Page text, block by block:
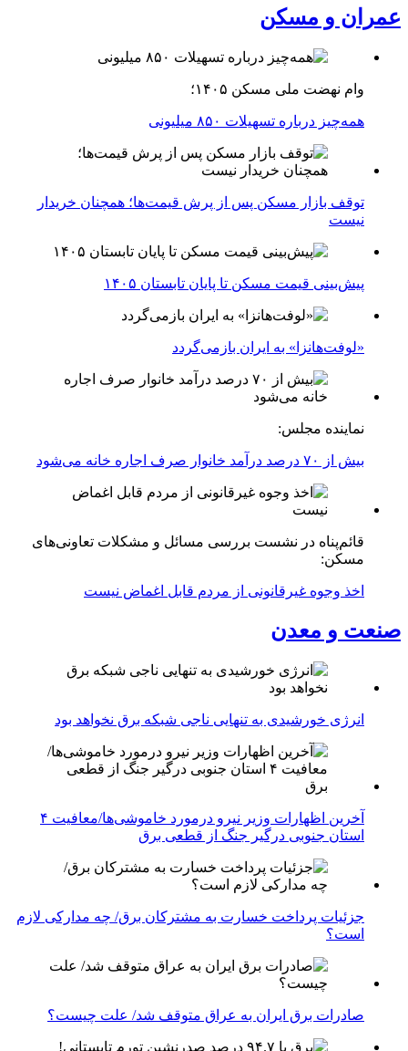
عمران و مسکن
وام نهضت ملی مسکن ۱۴۰۵؛
همه‌چیز درباره تسهیلات ۸۵۰ میلیونی
توقف بازار مسکن پس از پرش قیمت‌ها؛ همچنان خریدار
نیست
پیش‌بینی قیمت مسکن تا پایان تابستان ۱۴۰۵
«لوفت‌هانزا» به ایران بازمی‌گردد
نماینده مجلس:
بیش از ۷۰ درصد درآمد خانوار صرف اجاره خانه می‌شود
قائم‌پناه در نشست بررسی مسائل و مشکلات تعاونی‌های
مسکن:
اخذ وجوه غیرقانونی از مردم قابل اغماض نیست
صنعت و معدن
انرژی خورشیدی به تنهایی ناجی شبکه برق نخواهد بود
آخرین اظهارات وزیر نیرو درمورد خاموشی‌ها/معافیت ۴
استان جنوبی درگیر جنگ از قطعی برق
جزئیات پرداخت خسارت به مشترکان برق/ چه مدارکی لازم
است؟
صادرات برق ایران به عراق متوقف شد/ علت چیست؟